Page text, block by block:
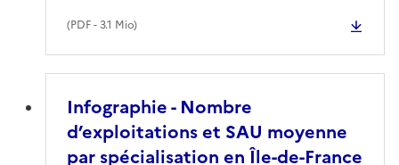
(PDF- 3.1 Mio)
Infographie - Nombre
d’exploitations et SAU moyenne
par spécialisation en Île-de-France